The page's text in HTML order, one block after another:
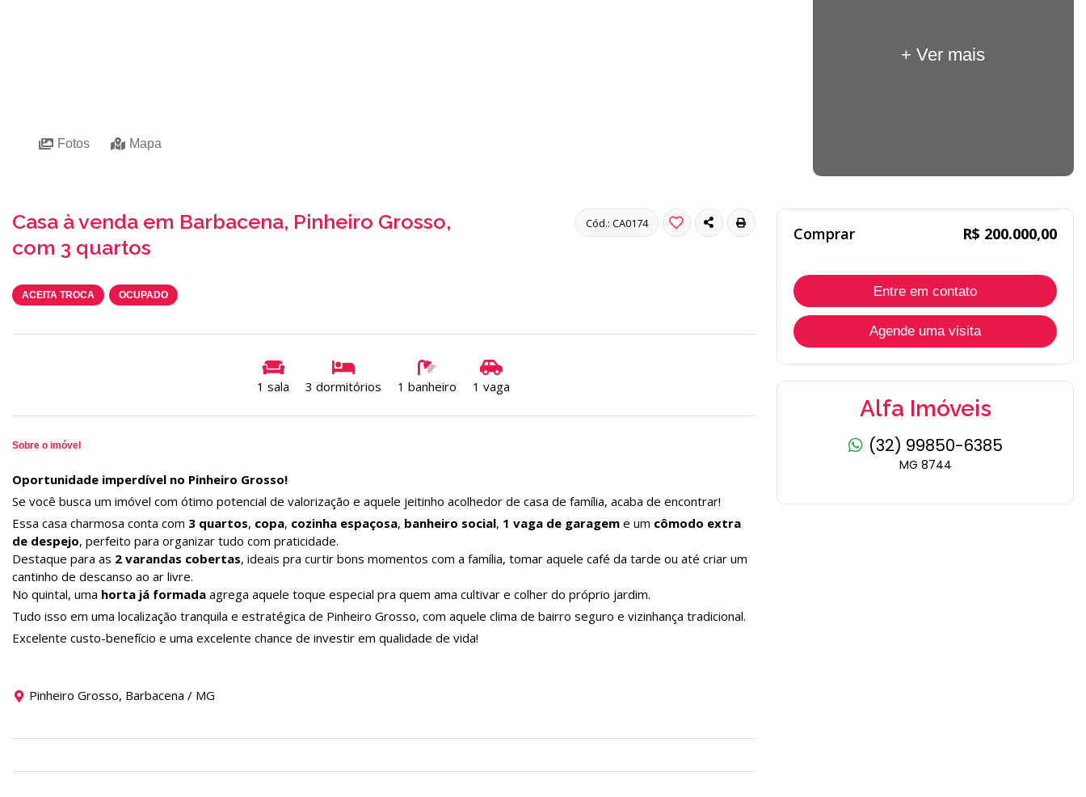
Fotos Mapa
+ Ver mais
Cód.: CA0174
Casa à venda em Barbacena, Pinheiro Grosso,
com 3 quartos
ACEITA TROCA OCUPADO
1 sala 3 dormitórios 1 banheiro 1 vaga
Sobre o imóvel
Oportunidade imperdível no Pinheiro Grosso!
Se você busca um imóvel com ótimo potencial de valorização e aquele jeitinho acolhedor de casa de família, acaba de encontrar!
Essa casa charmosa conta com 3 quartos, copa, cozinha espaçosa, banheiro social, 1 vaga de garagem e um cômodo extra
de despejo, perfeito para organizar tudo com praticidade.
Destaque para as 2 varandas cobertas, ideais pra curtir bons momentos com a família, tomar aquele café da tarde ou até criar um
cantinho de descanso ao ar livre.
No quintal, uma horta já formada agrega aquele toque especial pra quem ama cultivar e colher do próprio jardim.
Tudo isso em uma localização tranquila e estratégica de Pinheiro Grosso, com aquele clima de bairro seguro e vizinhança tradicional.
Excelente custo-benefício e uma excelente chance de investir em qualidade de vida!
Pinheiro Grosso, Barbacena / MG
Comprar R$ 200.000,00
Entre em contato
Agende uma visita
Alfa Imóveis
(32) 99850-6385
MG 8744